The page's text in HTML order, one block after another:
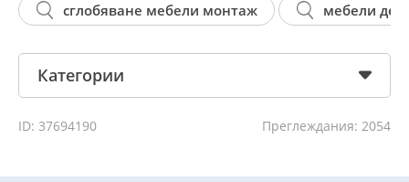
сглобяване мебели монтаж мебели
Категории
ID: 37694190 Преглеждания: 2054